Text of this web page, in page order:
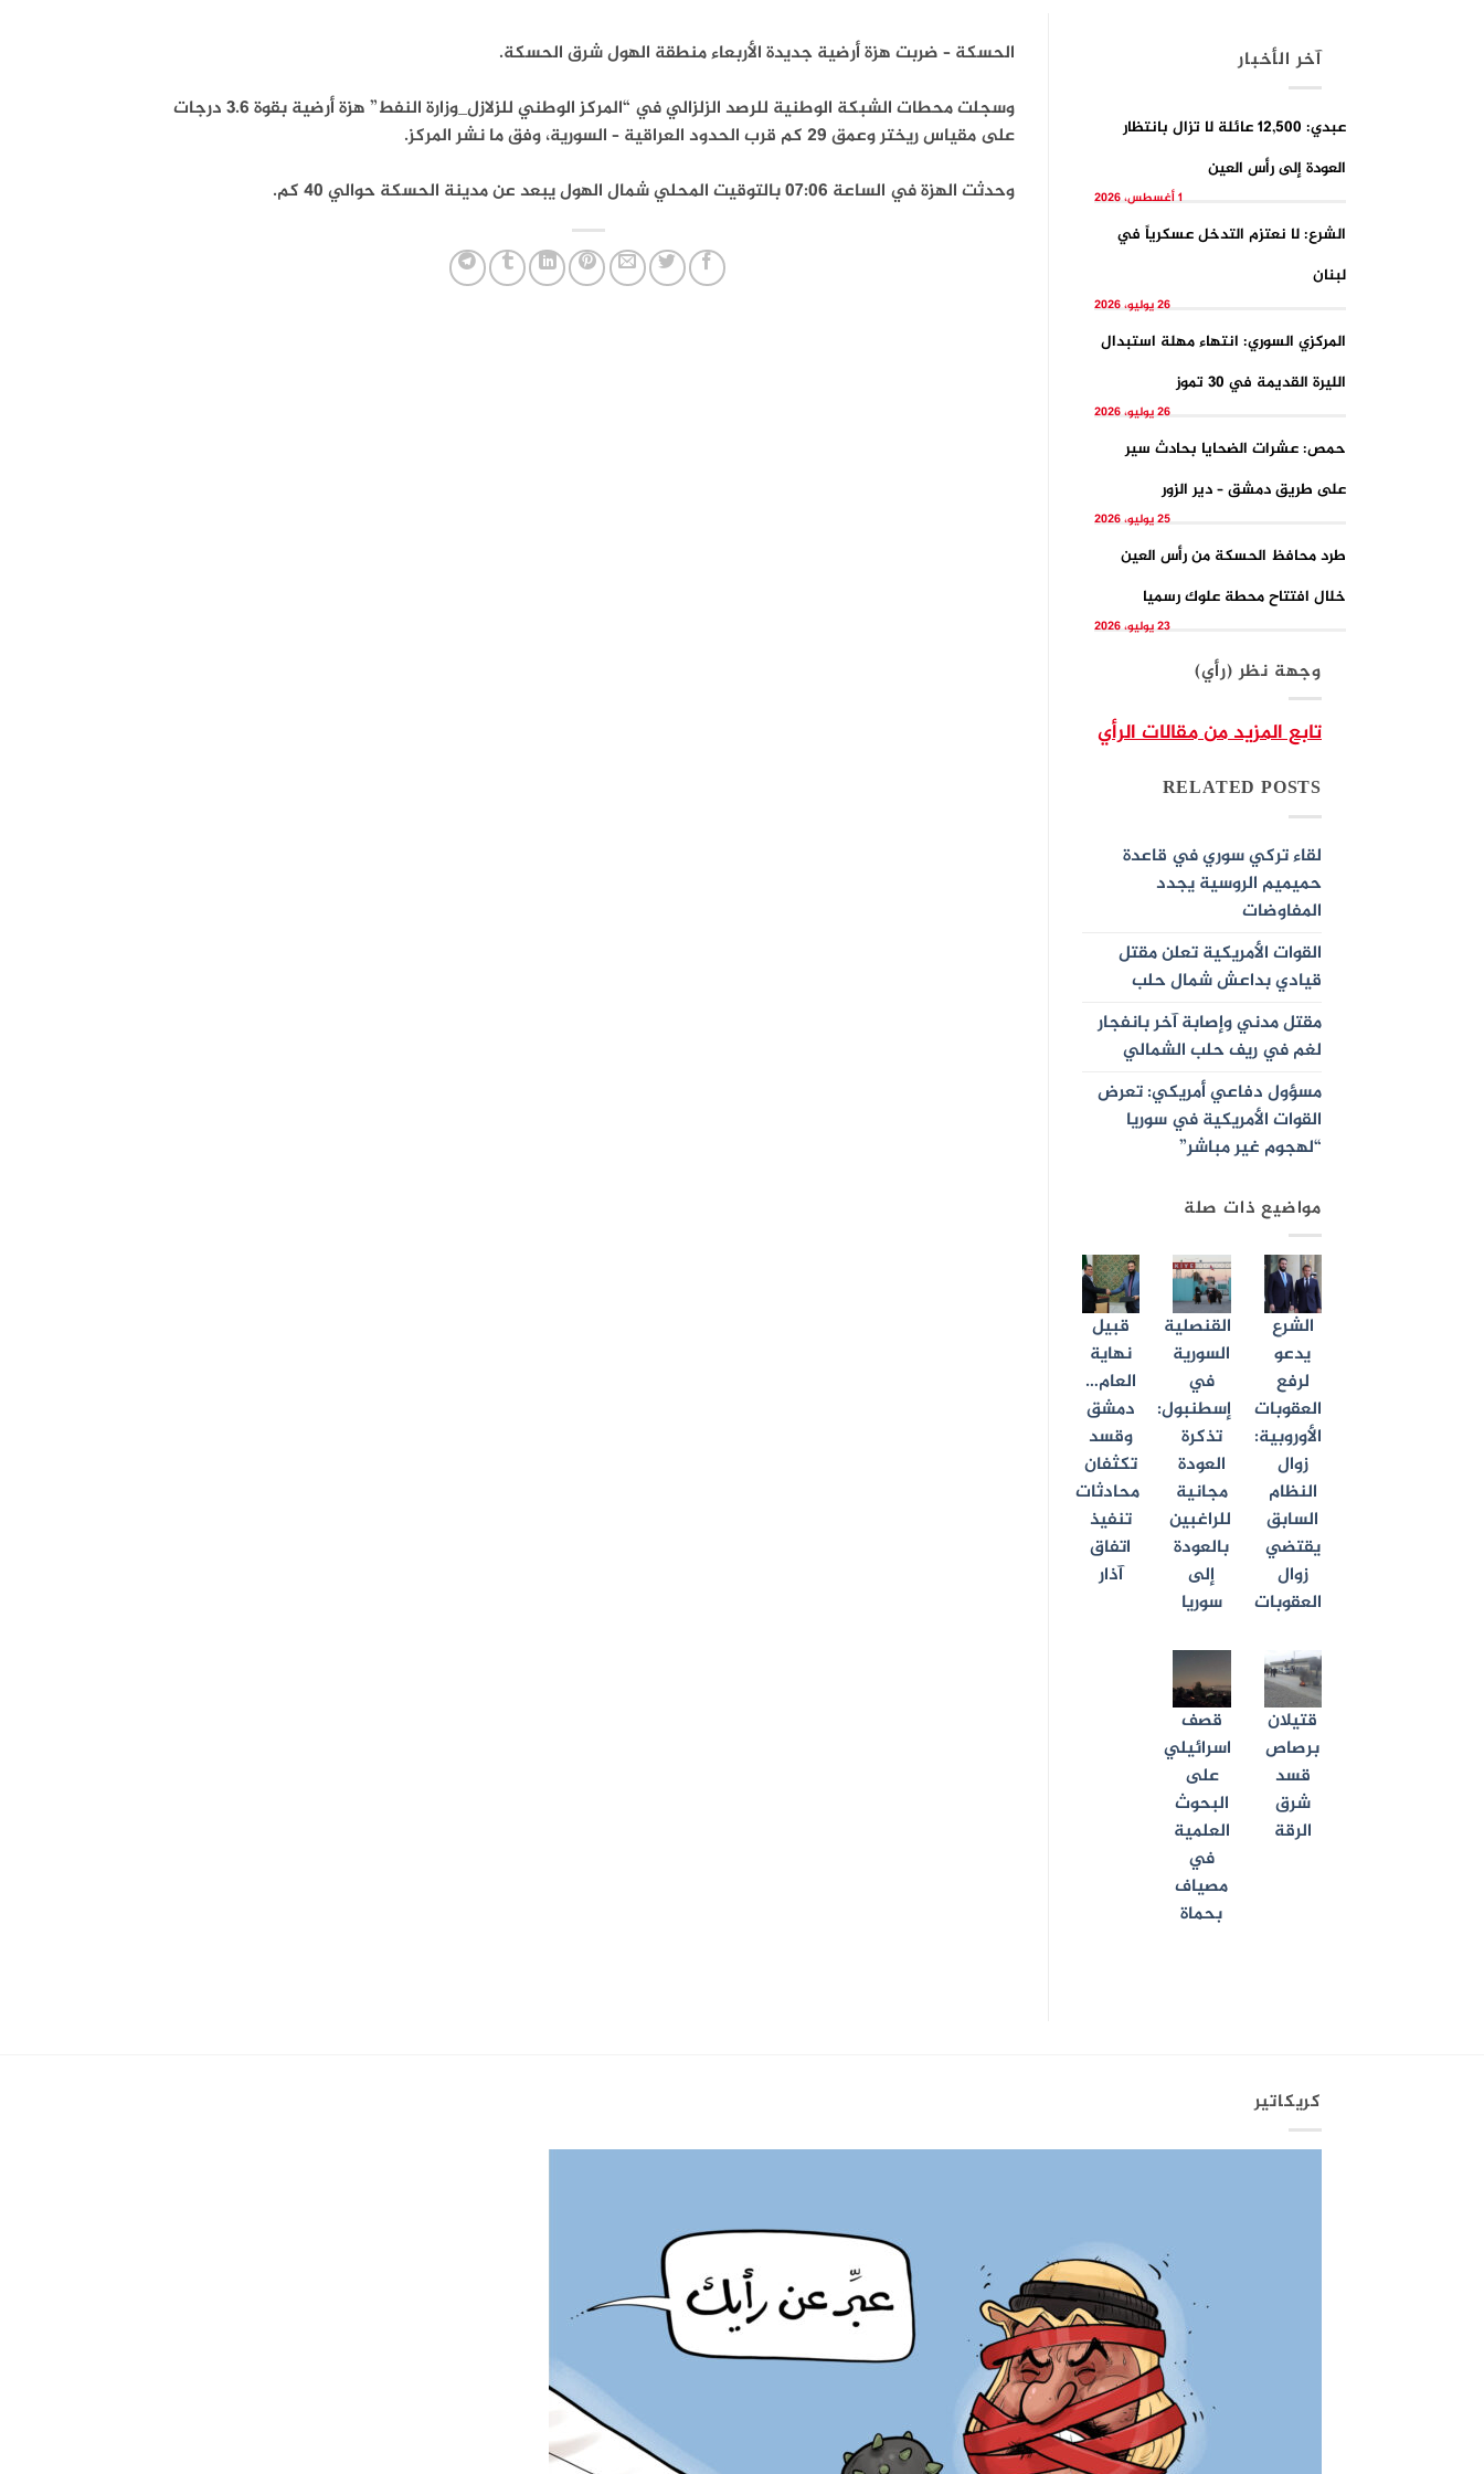
آخر الأخبار
عبدي: 12,500 عائلة لا تزال بانتظار
العودة إلى رأس العين
1 أغسطس، 2026
الشرع: لا نعتزم التدخل عسكرياً في
لبنان
26 يوليو، 2026
المركزي السوري: انتهاء مهلة استبدال
الليرة القديمة في 30 تموز
26 يوليو، 2026
حمص: عشرات الضحايا بحادث سير
على طريق دمشق – دير الزور
25 يوليو، 2026
طرد محافظ الحسكة من رأس العين
خلال افتتاح محطة علوك رسميا
23 يوليو، 2026
وجهة نظر (رأي)
تابع المزيد من مقالات الرأي
RELATED POSTS
لقاء تركي سوري في قاعدة
حميميم الروسية يجدد
المفاوضات
القوات الأمريكية تعلن مقتل
قيادي بداعش شمال حلب
مقتل مدني وإصابة آخر بانفجار
لغم في ريف حلب الشمالي
مسؤول دفاعي أمريكي: تعرض
القوات الأمريكية في سوريا
“لهجوم غير مباشر”
مواضيع ذات صلة
الشرع
يدعو
لرفع
العقوبات
الأوروبية:
زوال
النظام
السابق
يقتضي
زوال
العقوبات
القنصلية
السورية
في
إسطنبول:
تذكرة
العودة
مجانية
للراغبين
بالعودة
إلى
سوريا
قبيل
نهاية
العام…
دمشق
وقسد
تكثفان
محادثات
تنفيذ
اتفاق
آذار
قتيلان
برصاص
قسد
شرق
الرقة
قصف
اسرائيلي
على
البحوث
العلمية
في
مصياف
بحماة
الحسكة – ضربت هزة أرضية جديدة الأربعاء منطقة الهول شرق الحسكة.
وسجلت محطات الشبكة الوطنية للرصد الزلزالي في “المركز الوطني للزلازل_وزارة النفط” هزة أرضية بقوة 3.6 درجات
على مقياس ريختر وعمق 29 كم قرب الحدود العراقية – السورية، وفق ما نشر المركز.
وحدثت الهزة في الساعة 07:06 بالتوقيت المحلي شمال الهول يبعد عن مدينة الحسكة حوالي 40 كم.
كريكاتير